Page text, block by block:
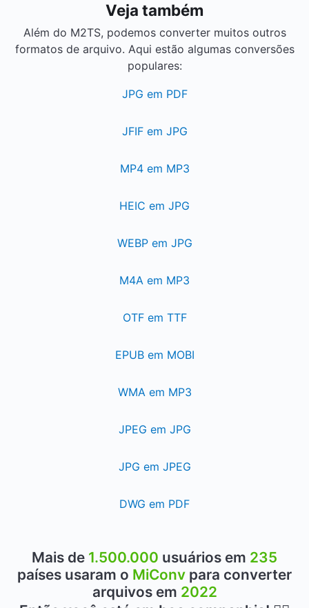
Veja também
Além do M2TS, podemos converter muitos outros
formatos de arquivo. Aqui estão algumas conversões
populares:
JPG em PDF
JFIF em JPG
MP4 em MP3
HEIC em JPG
WEBP em JPG
M4A em MP3
OTF em TTF
EPUB em MOBI
WMA em MP3
JPEG em JPG
JPG em JPEG
DWG em PDF
Mais de 1.500.000 usuários em 235
países usaram o MiConv para converter
arquivos em 2022